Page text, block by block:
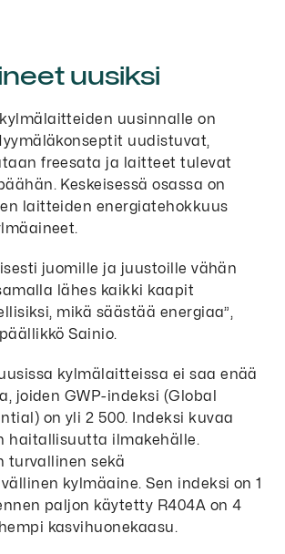
uusiksi
uusinnalle on
uudistuvat,
freesata ja laitteet tulevat
Keskeisessä osassa on
laitteiden energiatehokkuus
juomille ja juustoille vähän
lähes kaikki kaapit
mikä säästää energiaa”,
Sainio.
kylmälaitteissa ei saa enää
joiden GWP-indeksi (Global
on yli 2 500. Indeksi kuvaa
haitallisuutta ilmakehälle.
turvallinen sekä
kylmäaine. Sen indeksi on 1
paljon käytetty R404A on 4
kasvihuonekaasu.